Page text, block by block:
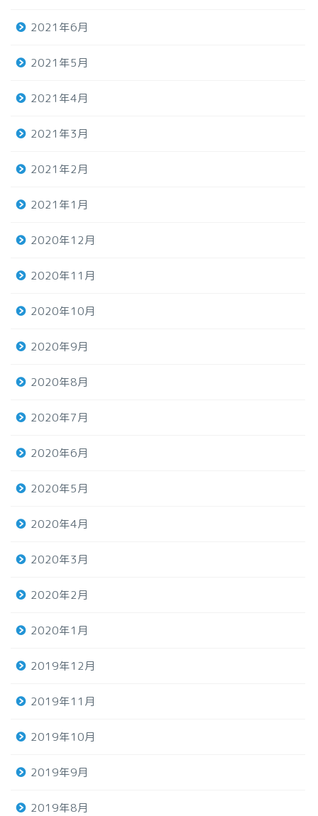
2021年6月
2021年5月
2021年4月
2021年3月
2021年2月
2021年1月
2020年12月
2020年11月
2020年10月
2020年9月
2020年8月
2020年7月
2020年6月
2020年5月
2020年4月
2020年3月
2020年2月
2020年1月
2019年12月
2019年11月
2019年10月
2019年9月
2019年8月